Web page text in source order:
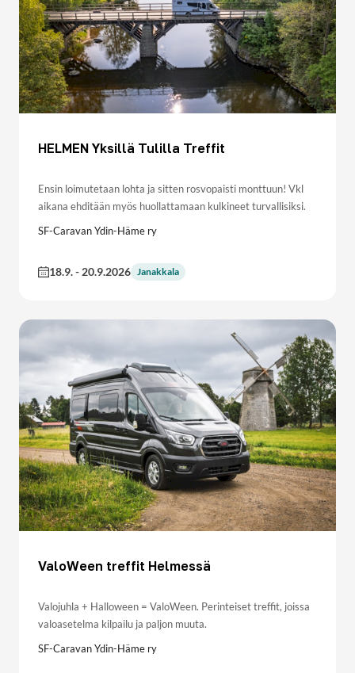
HELMEN Yksillä Tulilla Treffit
Ensin loimutetaan lohta ja sitten rosvopaisti monttuun! Vkl
aikana ehditään myös huollattamaan kulkineet turvallisiksi.
SF-Caravan Ydin-Häme ry
18.9.- 20.9.2026 Janakkala
ValoWeen treffit Helmessä
Valojuhla + Halloween = ValoWeen. Perinteiset treffit, joissa
valoasetelma kilpailu ja paljon muuta.
SF-Caravan Ydin-Häme ry